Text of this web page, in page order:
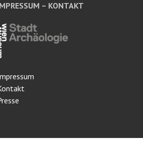
– KONTAKT